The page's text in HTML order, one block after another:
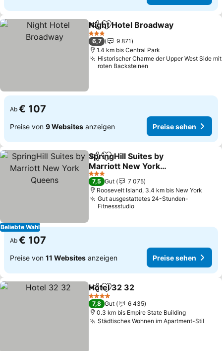
TeilenZu Favoriten hinzufügen
Night Hotel Broadway
3 Sterne
6,7
9 871
1.4 km bis Central Park
Historischer Charme der Upper West Side mit
roten Backsteinen
Ab € 107
Preise von 9 Websites anzeigen Preise sehen
Beliebte Wahl
TeilenZu Favoriten hinzufügen
SpringHill Suites by
Marriott New York
Queens
3 Sterne
7,5 Gut
7 075
Roosevelt Island, 3.4 km bis New York
Gut ausgestattetes 24-Stunden-
Fitnessstudio
Ab € 107
Preise von 11 Websites anzeigen Preise sehen
TeilenZu Favoriten hinzufügen
Hotel 32 32
4 Sterne
7,8 Gut
6 435
0.3 km bis Empire State Building
Städtisches Wohnen im Apartment-Stil